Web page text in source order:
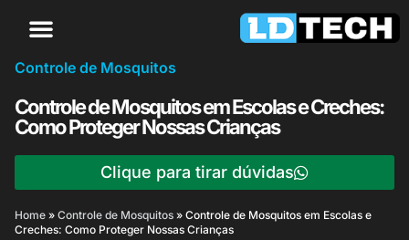
Controle de Mosquitos
Controle de Mosquitos em Escolas e Creches:
Como Proteger Nossas Crianças
Clique para tirar dúvidas
Home » Controle de Mosquitos » Controle de Mosquitos em Escolas e
Creches: Como Proteger Nossas Crianças